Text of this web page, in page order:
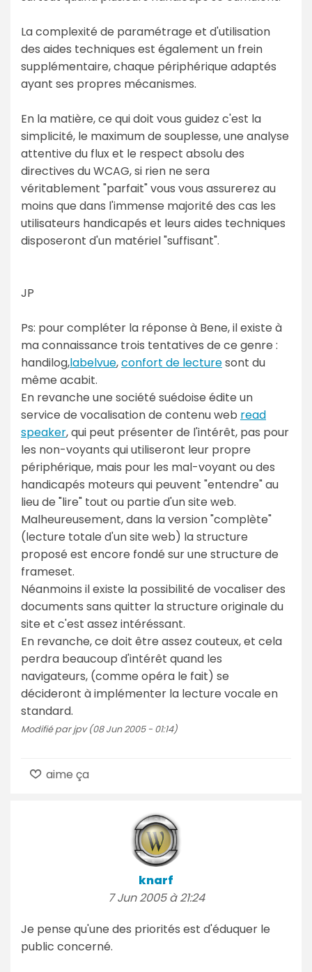
La complexité de paramétrage et d'utilisation
des aides techniques est également un frein
supplémentaire, chaque périphérique adaptés
ayant ses propres mécanismes.
En la matière, ce qui doit vous guidez c'est la
simplicité, le maximum de souplesse, une analyse
attentive du flux et le respect absolu des
directives du WCAG, si rien ne sera
véritablement "parfait" vous vous assurerez au
moins que dans l'immense majorité des cas les
utilisateurs handicapés et leurs aides techniques
disposeront d'un matériel "suffisant".
JP
Ps: pour compléter la réponse à Bene, il existe à
ma connaissance trois tentatives de ce genre :
handilog,labelvue,confort de lecturesont du
même acabit.
En revanche une société suédoise édite un
service de vocalisation de contenu web read
speaker, qui peut présenter de l'intérêt, pas pour
les non-voyants qui utiliseront leur propre
périphérique, mais pour les mal-voyant ou des
handicapés moteurs qui peuvent "entendre" au
lieu de "lire" tout ou partie d'un site web.
Malheureusement, dans la version "complète"
(lecture totale d'un site web) la structure
proposé est encore fondé sur une structure de
frameset.
Néanmoins il existe la possibilité de vocaliser des
documents sans quitter la structure originale du
site et c'est assez intéréssant.
En revanche, ce doit être assez couteux, et cela
perdra beaucoup d'intérêt quand les
navigateurs, (comme opéra le fait) se
décideront à implémenter la lecture vocale en
standard.
Modifié par jpv (08 Jun 2005 - 01:14)
aime ça
knarf
7 Jun 2005 à 21:24
Je pense qu'une des priorités est d'éduquer le
public concerné.